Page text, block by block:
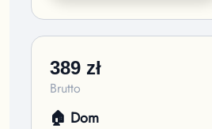
389 zł
Brutto
🏠 Dom